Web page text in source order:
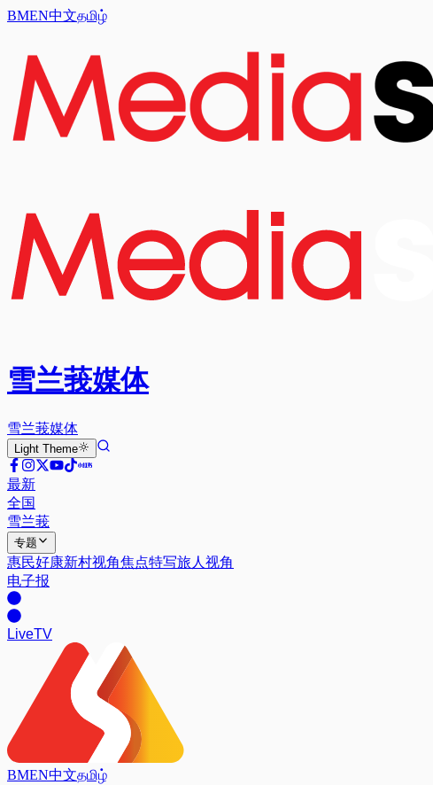
BMEN中文தமிழ்
雪兰莪媒体
雪兰莪媒体
Light Theme
最新
全国
雪兰莪
专题
惠民好康新村视角焦点特写旅人视角
电子报
LiveTV
BMEN中文தமிழ்